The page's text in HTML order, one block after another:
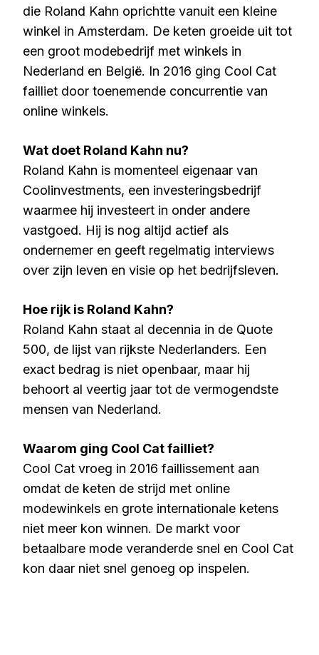
die Roland Kahn oprichtte vanuit een kleine
winkel in Amsterdam. De keten groeide uit tot
een groot modebedrijf met winkels in
Nederland en België. In 2016 ging Cool Cat
failliet door toenemende concurrentie van
online winkels.
Wat doet Roland Kahn nu?
Roland Kahn is momenteel eigenaar van
Coolinvestments, een investeringsbedrijf
waarmee hij investeert in onder andere
vastgoed. Hij is nog altijd actief als
ondernemer en geeft regelmatig interviews
over zijn leven en visie op het bedrijfsleven.
Hoe rijk is Roland Kahn?
Roland Kahn staat al decennia in de Quote
500, de lijst van rijkste Nederlanders. Een
exact bedrag is niet openbaar, maar hij
behoort al veertig jaar tot de vermogendste
mensen van Nederland.
Waarom ging Cool Cat failliet?
Cool Cat vroeg in 2016 faillissement aan
omdat de keten de strijd met online
modewinkels en grote internationale ketens
niet meer kon winnen. De markt voor
betaalbare mode veranderde snel en Cool Cat
kon daar niet snel genoeg op inspelen.